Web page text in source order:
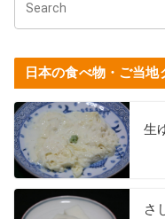
日本の食べ物・ご当地
生
さ